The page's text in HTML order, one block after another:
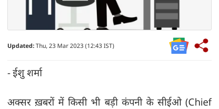
Updated:Thu, 23 Mar 2023 (12:43 IST)
- ईशु शर्मा
अक्सर ख़बरों में किसी भी बड़ी कंपनी के सीईओ (Chief